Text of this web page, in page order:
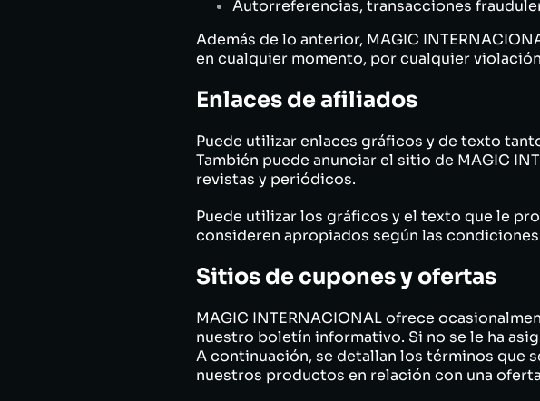
Autorreferencias, transacciones
Además de lo anterior, MAGIC
en cualquier momento, por cualquier
Enlaces de afiliados
Puede utilizar enlaces gráficos y de texto
También puede anunciar el sitio de MAGIC
revistas y periódicos.
Puede utilizar los gráficos y el texto que le
consideren apropiados según las
Sitios de cupones y ofertas
MAGIC INTERNACIONAL ofrece
nuestro boletín informativo. Si no se le ha
A continuación, se detallan los términos que
nuestros productos en relación con una